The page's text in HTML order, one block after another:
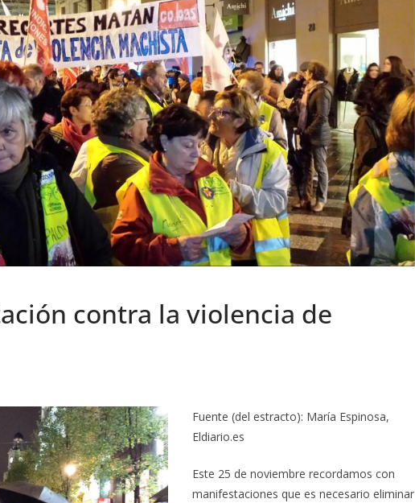
contra la violencia de
Fuente (del estracto): María Espinosa,
Eldiario.es
Este 25 de noviembre recordamos con
manifestaciones que es necesario eliminar